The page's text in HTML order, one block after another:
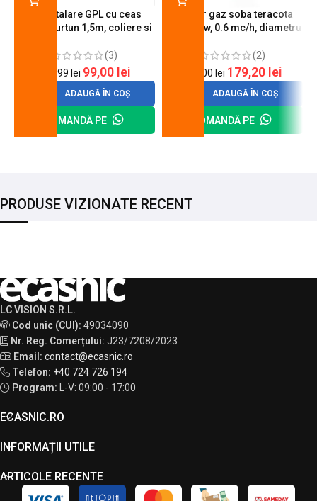
Kit instalare GPL cu ceas
butelie, furtun 1,5m, coliere si
(3)
120,99lei 99,00 lei
ADAUGĂ ÎN COȘ
COMANDĂ PE
Arzator gaz soba teracota
A600, 6 kw, 0.6 mc/h, diametru
(2)
200,00lei 179,20 lei
ADAUGĂ ÎN COȘ
COMANDĂ PE
PRODUSE VIZIONATE RECENT
LC VISION S.R.L.
Cod unic (CUI): 49034090
Nr. Reg. Comerțului: J23/7208/2023
Email: contact@ecasnic.ro
Telefon: +40 724 726 194
Program:
L-V: 09:00 - 17:00
ECASNIC.RO
INFORMAȚII UTILE
ARTICOLE RECENTE